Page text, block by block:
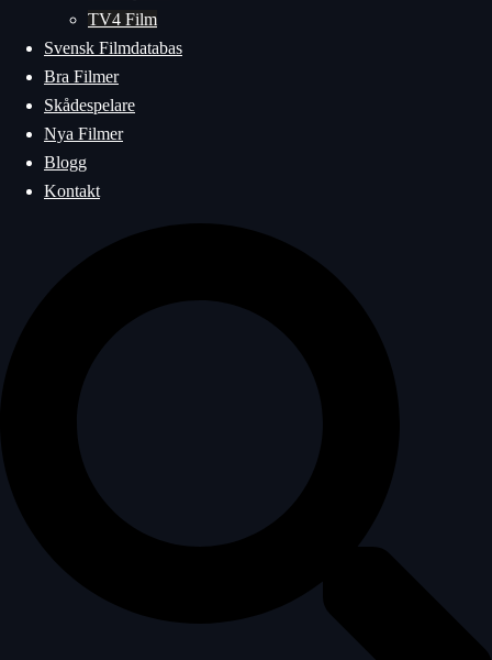
TV4 Film
Svensk Filmdatabas
Bra Filmer
Skådespelare
Nya Filmer
Blogg
Kontakt